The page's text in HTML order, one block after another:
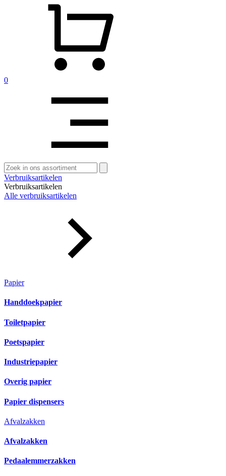
0
Zoeken
naar:
Verbruiksartikelen
Verbruiksartikelen
Alle verbruiksartikelen
Papier
Handdoekpapier
Toiletpapier
Poetspapier
Industriepapier
Overig papier
Papier dispensers
Afvalzakken
Afvalzakken
Pedaalemmerzakken